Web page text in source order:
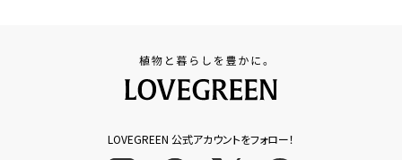
LOVEGREEN 公式アカウントをフォロー！